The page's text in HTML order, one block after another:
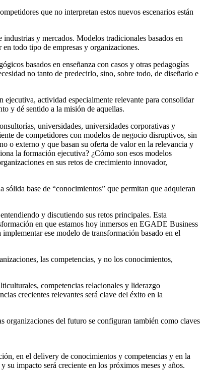
que no interpretan estos nuevos escenarios están
y mercados. Modelos tradicionales basados en
todo tipo de empresas y organizaciones.
basados en enseñanza con casos y otras pedagogías
no tanto de predecirlo, sino, sobre todo, de diseñarlo e
actividad especialmente relevante para consolidar
y dé sentido a la misión de aquellas.
universidades, universidades corporativas y
de competidores con modelos de negocio disruptivos, sin
o externo y que basan su oferta de valor en la relevancia y
la formación ejecutiva? ¿Cómo son esos modelos
en sus retos de crecimiento innovador,
base de “conocimientos” que permitan que adquieran
y discutiendo sus retos principales. Esta
en que estamos hoy inmersos en EGADE Business
ese modelo de transformación basado en el
las competencias, y no los conocimientos,
competencias relacionales y liderazgo
crecientes relevantes será clave del éxito en la
organizaciones del futuro se configuran también como claves
en el delivery de conocimientos y competencias y en la
impacto será creciente en los próximos meses y años.